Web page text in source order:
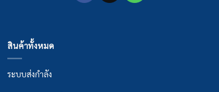
สินค้าทั้งหมด
ระบบส่งกำลัง